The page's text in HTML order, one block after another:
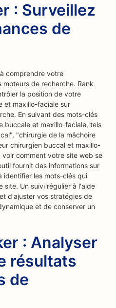
: Surveillez
de
comprendre votre
de recherche. Rank
la position de votre
et maxillo-faciale sur
En suivant des mots-clés
buccale et maxillo-faciale, tels
"chirurgie de la mâchoire
chirurgien buccal et maxillo-
comment votre site web se
fournit des informations sur
identifier les mots-clés qui
Un suivi régulier à l'aide
d'ajuster vos stratégies de
et de conserver un
: Analyser
résultats
de